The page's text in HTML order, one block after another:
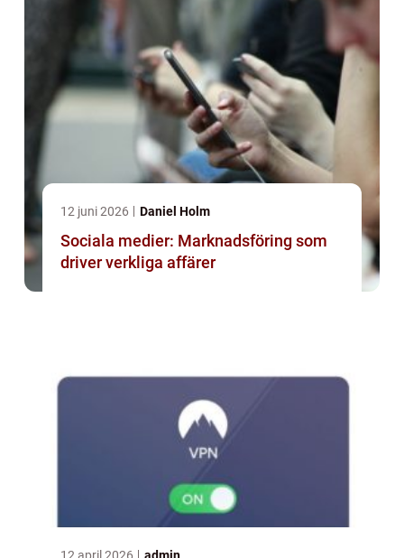
12 juni 2026 Daniel Holm
Sociala medier: Marknadsföring som
driver verkliga affärer